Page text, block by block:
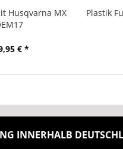
Husqvarna MX
€ *
Plastik
INNERHALB